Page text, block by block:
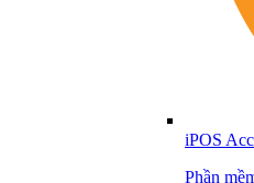
iPOS
Phần